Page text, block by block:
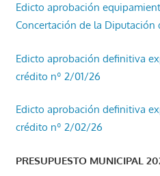
Edicto aprobación
Concertación de la Diputación
Edicto aprobación definitiva
crédito nº 2/01/26
Edicto aprobación definitiva
crédito nº 2/02/26
PRESUPUESTO MUNICIPAL